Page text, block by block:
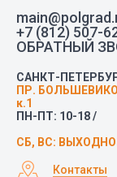
+7 (812) 507-
ОБРАТНЫЙ
САНКТ-
ПР.
к.1
ПН-ПТ: 10-18 /
СБ, ВС:
Контакты